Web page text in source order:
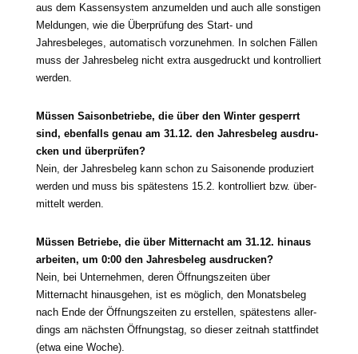
aus dem Kassensystem anzu­mel­den und auch alle sons­ti­gen
Meldungen, wie die Überprüfung des Start- und
Jahresbeleges, auto­ma­tisch vor­zu­neh­men. In sol­chen Fällen
muss der Jahresbeleg nicht extra aus­ge­druckt und kon­trol­liert
werden.
Müssen Saisonbetriebe, die über den Winter gesperrt
sind, eben­falls genau am 31.12. den Jahresbeleg aus­dru­
cken und über­prü­fen?
Nein, der Jahresbeleg kann schon zu Saisonende pro­du­ziert
wer­den und muss bis spä­tes­tens 15.2. kon­trol­liert bzw. über­
mit­telt werden.
Müssen Betriebe, die über Mitternacht am 31.12. hin­aus
arbei­ten, um 0:00 den Jahresbeleg aus­dru­cken?
Nein, bei Unternehmen, deren Öffnungszeiten über
Mitternacht hin­aus­ge­hen, ist es mög­lich, den Monatsbeleg
nach Ende der Öffnungszeiten zu erstel­len, spä­tes­tens aller­
dings am nächs­ten Öffnungstag, so die­ser zeit­nah statt­fin­det
(etwa eine Woche).